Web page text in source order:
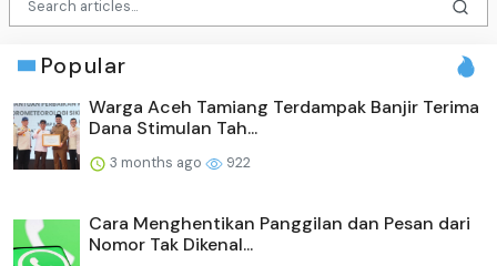
Popular
Warga Aceh Tamiang Terdampak Banjir Terima
Dana Stimulan Tah...
3 months ago 922
Cara Menghentikan Panggilan dan Pesan dari
Nomor Tak Dikenal...